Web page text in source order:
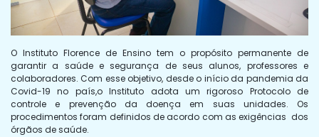
O Instituto Florence de Ensino tem o propósito permanente de
garantir a saúde e segurança de seus alunos, professores e
colaboradores. Com esse objetivo, desde o início da pandemia da
Covid-19 no país,o Instituto adota um rigoroso Protocolo de
controle e prevenção da doença em suas unidades. Os
procedimentos foram definidos de acordo com as exigências dos
órgãos de saúde.